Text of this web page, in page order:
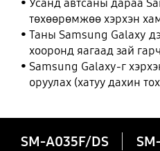
Усанд автсаны дараа
төхөөрөмжөө хэрхэн
Таны Samsung Galaxy
хооронд яагаад зай гарч
Samsung Galaxy-г
оруулах (хатуу дахин
SM-A035F/DS